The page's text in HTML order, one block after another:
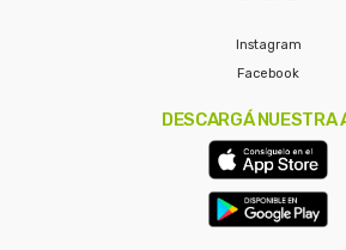
Instagram
Facebook
DESCARGÁ NUESTRA